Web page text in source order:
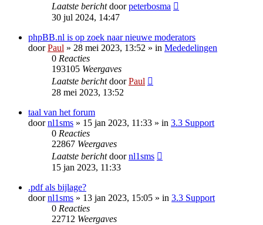
Laatste berichtdoorpeterbosma
30 jul 2024, 14:47
phpBB.nl is op zoek naar nieuwe moderators
doorPaul » 28 mei 2023, 13:52 » in Mededelingen
0 Reacties
193105 Weergaves
Laatste berichtdoorPaul
28 mei 2023, 13:52
taal van het forum
doornl1sms » 15 jan 2023, 11:33 » in 3.3 Support
0 Reacties
22867 Weergaves
Laatste berichtdoornl1sms
15 jan 2023, 11:33
.pdf als bijlage?
doornl1sms » 13 jan 2023, 15:05 » in 3.3 Support
0 Reacties
22712 Weergaves